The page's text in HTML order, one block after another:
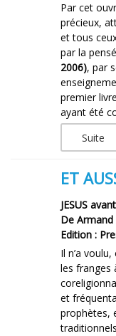
Par cet
précieux,
et tous
par la
2006), par
premier
ayant été
Suite
ET
JESUS
De Armand
Edition :
Il n’a
les franges
et
prophètes,